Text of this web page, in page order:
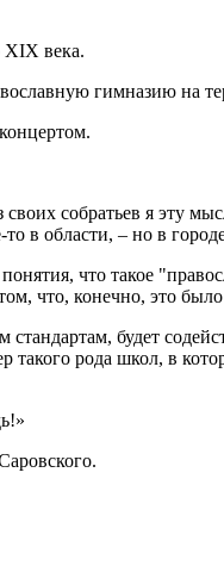
XIX века.
гимназию на
собратьев я эту
в области, – но в
что такое
что, конечно, это
будет
рода школ, в